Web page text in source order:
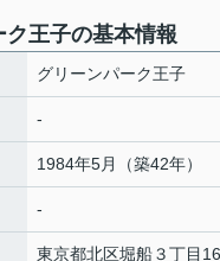
ク王子の基本情報
グリーンパーク王子
-
1984年5月（築42年）
-
東京都北区堀船３丁目